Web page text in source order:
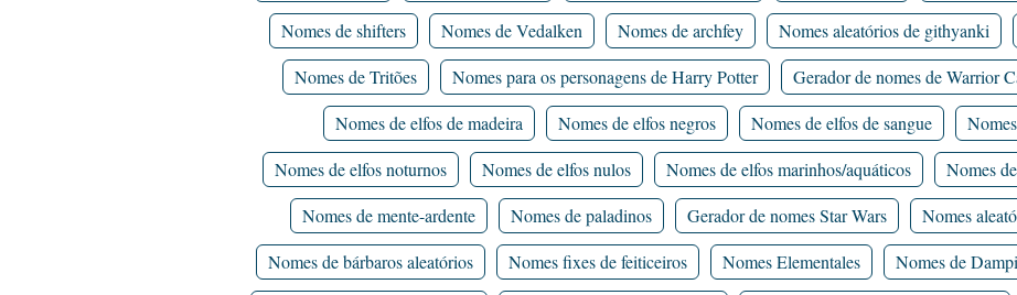
Nomes de shifters
Nomes de Vedalken Nomes de archfey Nomes aleatórios de githyanki
Nomes de Tritões
Nomes para os personagens de Harry Potter Gerador de nomes de Warrior
Nomes de elfos de madeira
Nomes de elfos negros Nomes de elfos de sangue
Nomes de elfos noturnos
Nomes de elfos nulos Nomes de elfos marinhos/aquáticos Nomes
Nomes de mente-ardente
Nomes de paladinos Gerador de nomes Star Wars
Nomes
Nomes de bárbaros aleatórios
Nomes fixes de feiticeiros Nomes Elementales Nomes de